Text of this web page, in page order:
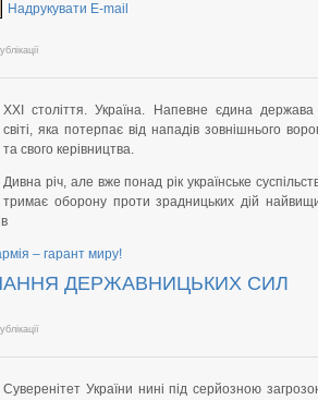
Надрукувати E-mail
ХХІ століття. Україна. Напевне єдина
світі, яка потерпає від нападів зовнішнього
та свого керівництва.
Дивна річ, але вже понад рік українське
тримає оборону проти зрадницьких дій
– гарант миру!
ДЕРЖАВНИЦЬКИХ СИЛ
Суверенітет України нині під серйозною